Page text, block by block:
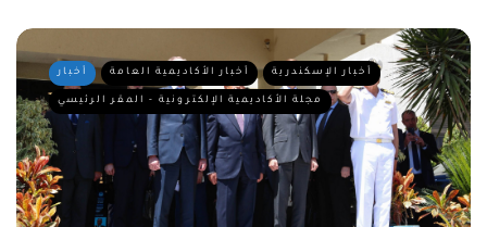
أخبار أخبار الأكاديمية العامة أخبار الإسكندرية
مجلة الأكاديمية الإلكترونية - المقر الرئيسي